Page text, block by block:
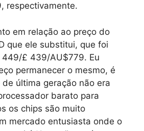
respectivamente.
em relação ao preço do
que ele substitui, que foi
449/£ 439/AU$779. Eu
permanecer o mesmo, é
última geração não era
barato para
os chips são muito
mercado entusiasta onde o